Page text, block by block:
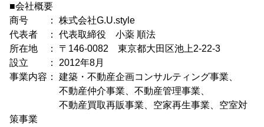
■会社概要
商号 ： 株式会社G.U.style
代表者 ： 代表取締役 小薬 順法
所在地 ： 〒146-0082 東京都大田区池上2-22-3
設立 ： 2012年8月
事業内容： 建築・不動産企画コンサルティング事業、
不動産仲介事業、不動産管理事業、
不動産買取再販事業、空家再生事業、空室対
策事業